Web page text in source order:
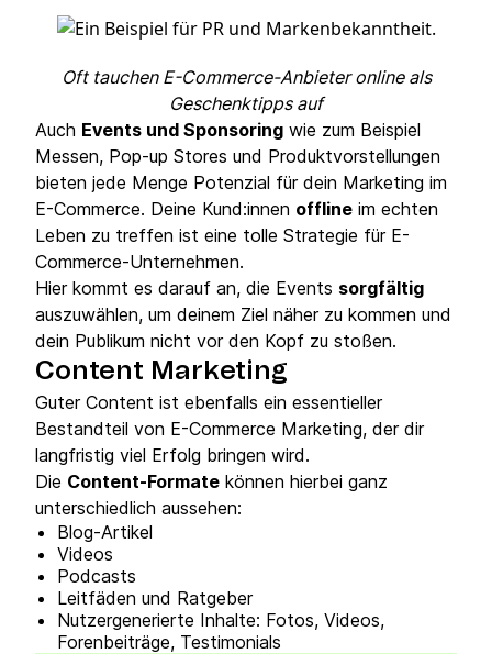
Oft tauchen E-Commerce-Anbieter online als
Geschenktipps auf
Auch Events und Sponsoring wie zum Beispiel
Messen, Pop-up Stores und Produktvorstellungen
bieten jede Menge Potenzial für dein Marketing im
E-Commerce. Deine Kund:innen offline im echten
Leben zu treffen ist eine tolle Strategie für E-
Commerce-Unternehmen.
Hier kommt es darauf an, die Events sorgfältig
auszuwählen, um deinem Ziel näher zu kommen und
dein Publikum nicht vor den Kopf zu stoßen.
Content Marketing
Guter Content ist ebenfalls ein essentieller
Bestandteil von E-Commerce Marketing, der dir
langfristig viel Erfolg bringen wird.
Die Content-Formate können hierbei ganz
unterschiedlich aussehen:
Blog-Artikel
Videos
Podcasts
Leitfäden und Ratgeber
Nutzergenerierte Inhalte: Fotos, Videos,
Forenbeiträge, Testimonials